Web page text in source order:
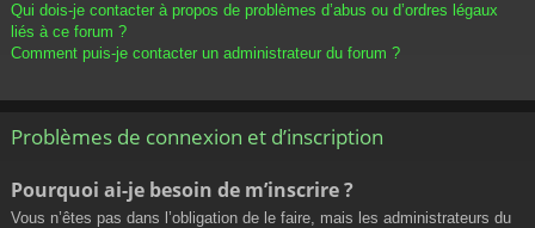
Qui dois-je contacter à propos de problèmes d’abus ou d’ordres légaux
liés à ce forum ?
Comment puis-je contacter un administrateur du forum ?
Problèmes de connexion et d’inscription
Pourquoi ai-je besoin de m’inscrire ?
Vous n’êtes pas dans l’obligation de le faire, mais les administrateurs du